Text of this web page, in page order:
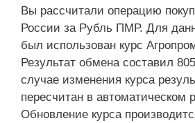
Вы рассчитали операцию
России за Рубль ПМР. Для
был использован курс
Результат обмена составил
случае изменения курса
пересчитан в автоматическом
Обновление курса